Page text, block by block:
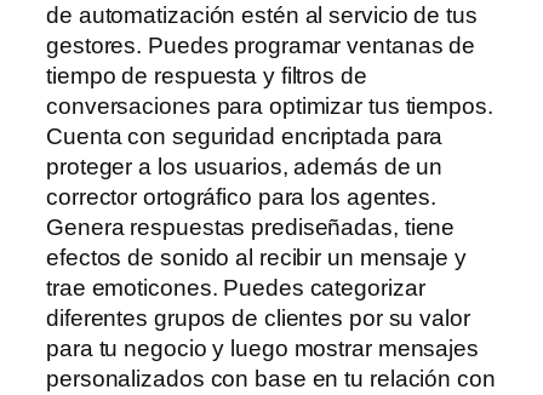
de automatización estén al servicio de tus
gestores. Puedes programar ventanas de
tiempo de respuesta y filtros de
conversaciones para optimizar tus tiempos.
Cuenta con seguridad encriptada para
proteger a los usuarios, además de un
corrector ortográfico para los agentes.
Genera respuestas prediseñadas, tiene
efectos de sonido al recibir un mensaje y
trae emoticones. Puedes categorizar
diferentes grupos de clientes por su valor
para tu negocio y luego mostrar mensajes
personalizados con base ​​en tu relación con